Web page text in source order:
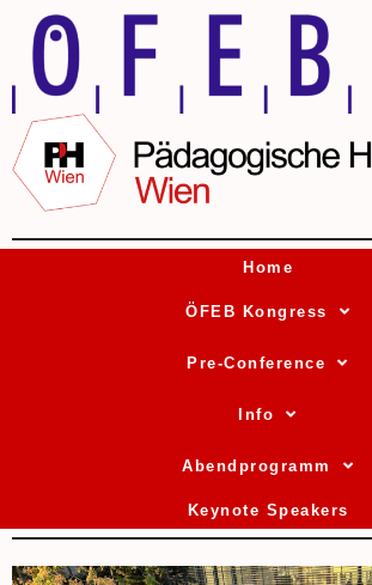
Home
ÖFEB Kongress
Pre-Conference
Info
Abendprogramm
Keynote Speakers